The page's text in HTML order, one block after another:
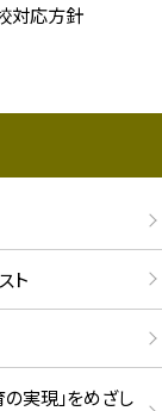
対応方針
ト
実現」をめざし